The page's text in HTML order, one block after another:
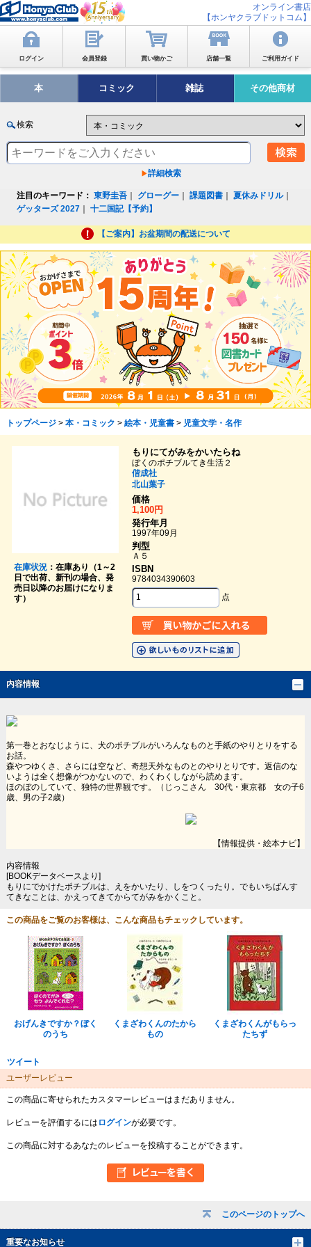
オンライン書店
【ホンヤクラブドットコム】
ログイン 会員登録 買い物かご 店舗一覧 ご利用ガイド
本 コミック 雑誌 その他商材
検索
詳細検索
注目のキーワード： 東野圭吾 グローグー ｜課題図書 ｜夏休みドリル｜
ゲッターズ 2027 ｜十二国記【予約】
【ご案内】お盆期間の配送について
このページのトップへ
重要なお知らせ
トップページ> 本・コミック > 絵本・児童書> 児童文学・名作
在庫状況：在庫あり（1～2
日で出荷、新刊の場合、発
売日以降のお届けになりま
す）
もりにてがみをかいたらね
ぼくのポチブルてき生活２
偕成社
北山葉子
価格
1,100円
発行年月
1997年09月
判型
Ａ５
ISBN
9784034390603
点
内容情報
第一巻とおなじように、犬のポチブルがいろんなものと手紙のやりとりをする
お話。
森やつゆくさ、さらには空など、奇想天外なものとのやりとりです。返信のな
いようは全く想像がつかないので、わくわくしながら読めます。
ほのぼのしていて、独特の世界観です。（じっこさん 30代・東京都 女の子6
歳、男の子2歳）
【情報提供・絵本ナビ】
内容情報
[BOOKデータベースより]
もりにでかけたポチブルは、えをかいたり、しをつくったり。でもいちばんす
てきなことは、かえってきてからてがみをかくこと。
この商品をご覧のお客様は、こんな商品もチェックしています。
おげんきですか？ぼく
のうち
くまざわくんのたから
もの
くまざわくんがもらっ
たちず
ツイート
ユーザーレビュー
この商品に寄せられたカスタマーレビューはまだありません。
レビューを評価するには ログインが必要です。
この商品に対するあなたのレビューを投稿することができます。